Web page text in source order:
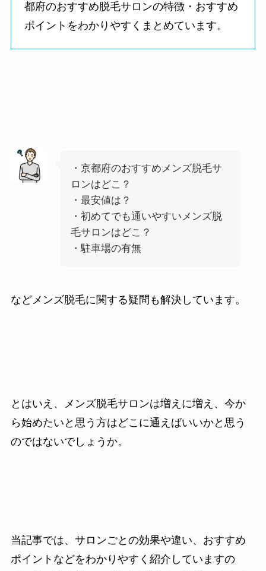
都府のおすすめ脱毛サロンの特徴・おすすめ
ポイントをわかりやすくまとめています。
・京都府のおすすめメンズ脱毛サ
ロンはどこ？
・最安値は？
・初めてでも通いやすいメンズ脱
毛サロンはどこ？
・駐車場の有無
などメンズ脱毛に関する疑問も解決しています。
とはいえ、メンズ脱毛サロンは増えに増え、今か
ら始めたいと思う方はどこに通えばいいかと思う
のではないでしょうか。
当記事では、 サロンごとの効果や違い、おすすめ
ポイント などをわかりやすく紹介していますの